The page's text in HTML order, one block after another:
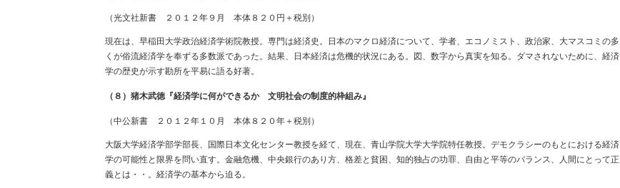
（光文社新書 ２０１２年９月 本体８２０円＋税別）
現在は、早稲田大学政治経済学術院教授。専門は経済史。日本のマクロ経済について、学者、エコノミスト、政治家、大マスコミの多
くが俗流経済学を奉ずる多数派であった。結果、日本経済は危機的状況にある。図、数字から真実を知る。ダマされないために、経済
学の歴史が示す勘所を平易に語る好著。
（８）猪木武徳『経済学に何ができるか 文明社会の制度的枠組み』
（中公新書 ２０１２年１０月 本体８２０年＋税別）
大阪大学経済学部学部長、国際日本文化センター教授を経て、現在、青山学院大学大学院特任教授。デモクラシーのもとにおける経済
学の可能性と限界を問い直す。金融危機、中央銀行のあり方、格差と貧困、知的独占の功罪、自由と平等のバランス、人間にとって正
義とは・・。経済学の基本から迫る。